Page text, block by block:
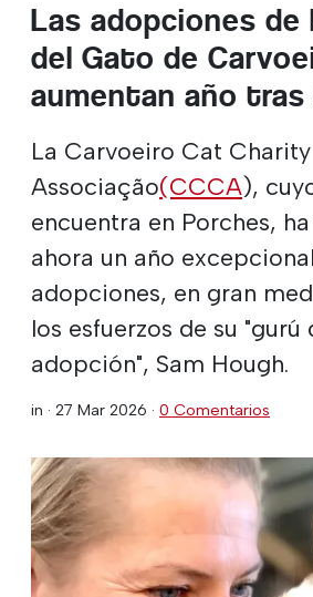
Las adopciones de
del Gato de
aumentan año tras
La Carvoeiro Cat Charity
Associação(CCCA),
encuentra en Porches,
ahora un año
adopciones, en gran
los esfuerzos de su "gurú
adopción", Sam Hough.
in · 27 Mar 2026 · 0 Comentarios